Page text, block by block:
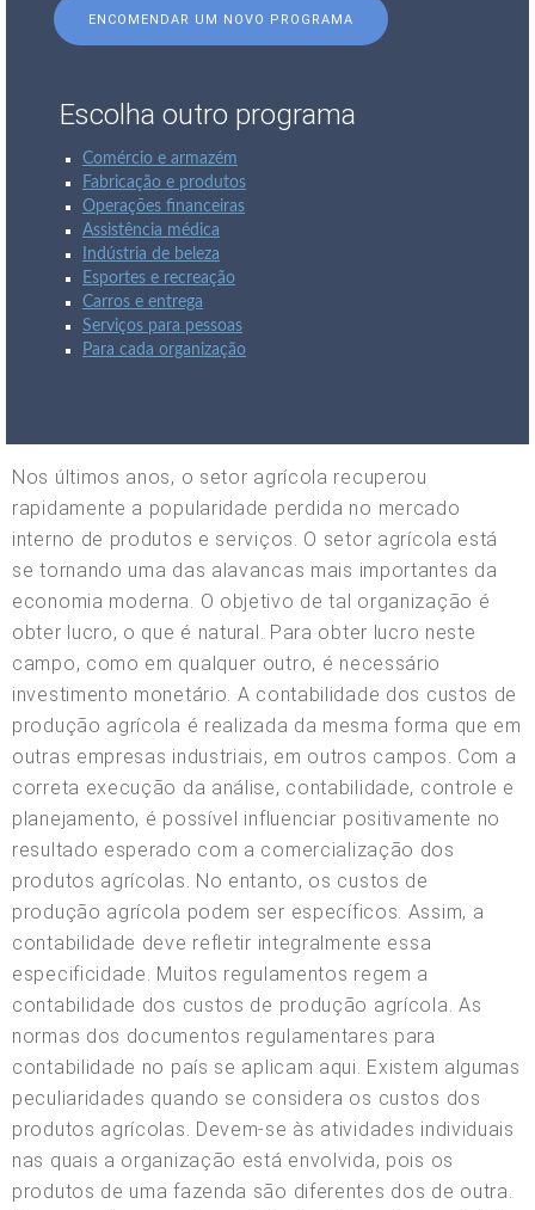
ENCOMENDAR UM NOVO PROGRAMA
Escolha outro programa
Comércio e armazém
Fabricação e produtos
Operações financeiras
Assistência médica
Indústria de beleza
Esportes e recreação
Carros e entrega
Serviços para pessoas
Para cada organização
Nos últimos anos, o setor agrícola recuperou
rapidamente a popularidade perdida no mercado
interno de produtos e serviços. O setor agrícola está
se tornando uma das alavancas mais importantes da
economia moderna. O objetivo de tal organização é
obter lucro, o que é natural. Para obter lucro neste
campo, como em qualquer outro, é necessário
investimento monetário. A contabilidade dos custos de
produção agrícola é realizada da mesma forma que em
outras empresas industriais, em outros campos. Com a
correta execução da análise, contabilidade, controle e
planejamento, é possível influenciar positivamente no
resultado esperado com a comercialização dos
produtos agrícolas. No entanto, os custos de
produção agrícola podem ser específicos. Assim, a
contabilidade deve refletir integralmente essa
especificidade. Muitos regulamentos regem a
contabilidade dos custos de produção agrícola. As
normas dos documentos regulamentares para
contabilidade no país se aplicam aqui. Existem algumas
peculiaridades quando se considera os custos dos
produtos agrícolas. Devem-se às atividades individuais
nas quais a organização está envolvida, pois os
produtos de uma fazenda são diferentes dos de outra.